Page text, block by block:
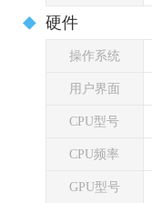
硬件
操作系统
用户界面
CPU型号
CPU频率
GPU型号